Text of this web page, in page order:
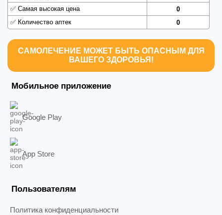
✅ Самая высокая цена
0
✅ Количество аптек 0
САМОЛЕЧЕНИЕ МОЖЕТ БЫТЬ ОПАСНЫМ ДЛЯ
ВАШЕГО ЗДОРОВЬЯ!
Мобильное приложение
Google Play
App Store
Пользователям
Политика конфиденциальности